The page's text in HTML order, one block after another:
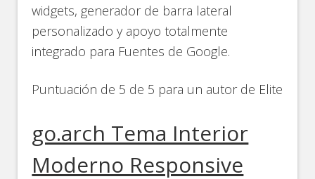
widgets, generador de barra lateral
personalizado y apoyo totalmente
integrado para Fuentes de Google.
Puntuación de 5 de 5 para un autor de Elite
go.arch Tema Interior
Moderno Responsive